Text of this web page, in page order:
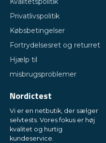
Privatlivspolitik
Købsbetingelser
Fortrydelsesret og returret
Hjælp til
misbrugsproblemer
Nordictest
Vi er en netbutik, der sælger
selvtests. Vores fokus er høj
kvalitet og hurtig
kundeservice.